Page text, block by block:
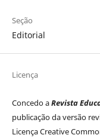
Seção
Editorial
Licença
Concedo aRevista
publicação da versão
Licença Creative